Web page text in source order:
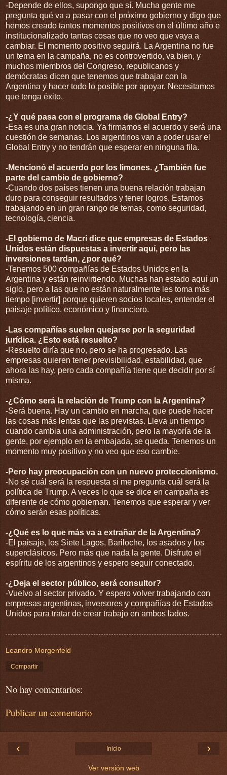
-Depende de ellos, supongo que sí. Mucha gente me
pregunta qué va a pasar con el próximo gobierno y digo que
hemos creado tantos momentos positivos en el último año e
institucionalizado tantas cosas que no veo que vaya a
cambiar. El momento positivo seguirá. La Argentina no fue
un tema en la campaña, no es controvertido, va bien, y
muchos miembros del Congreso, republicanos y
demócratas dicen que tenemos que trabajar con la
Argentina y hacer todo lo posible por apoyar. Necesitamos
que tenga éxito.
-¿Y qué pasa con el programa de Global Entry?
-Esa es una gran noticia. Ya firmamos el acuerdo y será una
cuestión de semanas. Los argentinos van a poder usar el
Global Entry y no tendrán que esperar en ninguna fila.
-Mencionó el acuerdo por los limones. ¿También fue
parte del cambio de gobierno?
-Cuando dos países tienen una buena relación trabajan
duro para conseguir resultados y tener logros. Estamos
trabajando en un gran rango de temas, como seguridad,
tecnología, ciencia.
-El gobierno de Macri dice que empresas de Estados
Unidos están dispuestas a invertir aquí, pero las
inversiones tardan, ¿por qué?
-Tenemos 500 compañías de Estados Unidos en la
Argentina y están reinvirtiendo. Muchas han estado aquí un
siglo, pero a las que no están naturalmente les toma más
tiempo [invertir] porque quieren socios locales, entender el
paisaje político, económico y financiero.
-Las compañías suelen quejarse por la seguridad
jurídica. ¿Esto está resuelto?
-Resuelto diría que no, pero se ha progresado. Las
empresas quieren tener previsibilidad, estabilidad, que
ahora las hay, pero cada compañía tiene que decidir por sí
misma.
-¿Cómo será la relación de Trump con la Argentina?
-Será buena. Hay un cambio en marcha, que puede hacer
las cosas más lentas que las previstas. Lleva un tiempo
cuando cambia una administración, pero la mayoría de la
gente, por ejemplo en la embajada, se queda. Tenemos un
momento muy positivo y no veo que eso cambie.
-Pero hay preocupación con un nuevo proteccionismo.
-No sé cuál será la respuesta si me pregunta cuál será la
política de Trump. A veces lo que se dice en campaña es
diferente de cómo gobiernan. Tenemos que esperar y ver
cómo serán esas políticas.
-¿Qué es lo que más va a extrañar de la Argentina?
-El paisaje, los Siete Lagos, Bariloche, los asados y los
superclásicos. Pero más que nada la gente. Disfruto el
espíritu de los argentinos y espero seguir conectado.
-¿Deja el sector público, será consultor?
-Vuelvo al sector privado. Y espero volver trabajando con
empresas argentinas, inversores y compañías de Estados
Unidos para tratar de crear trabajo en ambos lados.
Leandro Morgenfeld
Compartir
No hay comentarios:
Publicar un comentario
‹ ›
Inicio
Ver versión web